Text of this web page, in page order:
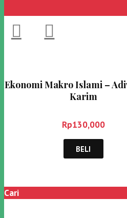
Ekonomi Makro Islami –
Karim
Rp130,000
BELI
Cari